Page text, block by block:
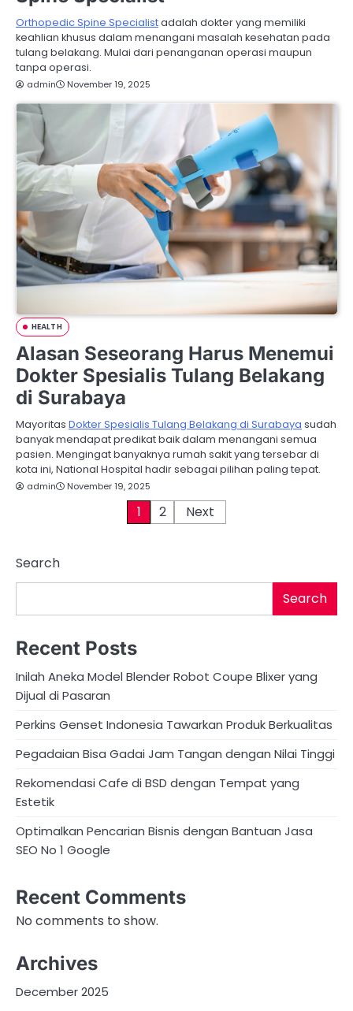
Orthopedic Spine Specialistadalah dokter yang memiliki
keahlian khusus dalam menangani masalah kesehatan pada
tulang belakang. Mulai dari penanganan operasi maupun
tanpa operasi.
admin November 19, 2025
HEALTH
Alasan Seseorang Harus Menemui
Dokter Spesialis Tulang Belakang
di Surabaya
Mayoritas Dokter Spesialis Tulang Belakang di Surabaya sudah
banyak mendapat predikat baik dalam menangani semua
pasien. Mengingat banyaknya rumah sakit yang tersebar di
kota ini, National Hospital hadir sebagai pilihan paling tepat.
admin November 19, 2025
s
p
a
a
t
i
n
1 2 Next
Search
Search
Recent Posts
Inilah Aneka Model Blender Robot Coupe Blixer yang
Dijual di Pasaran
Perkins Genset Indonesia Tawarkan Produk Berkualitas
Pegadaian Bisa Gadai Jam Tangan dengan Nilai Tinggi
Rekomendasi Cafe di BSD dengan Tempat yang
Estetik
Optimalkan Pencarian Bisnis dengan Bantuan Jasa
SEO No 1 Google
Recent Comments
No comments to show.
Archives
December 2025